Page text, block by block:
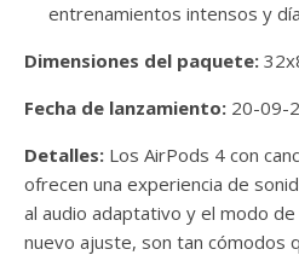
entrenamientos intensos y
Dimensiones del paquete:
Fecha de lanzamiento: 20-09-
Detalles: Los AirPods 4 con
ofrecen una experiencia de
al audio adaptativo y el modo
nuevo ajuste, son tan cómodos